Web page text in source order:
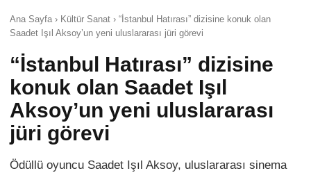
Ana Sayfa › Kültür Sanat › “İstanbul Hatırası” dizisine konuk olan
Saadet Işıl Aksoy’un yeni uluslararası jüri görevi
“İstanbul Hatırası” dizisine
konuk olan Saadet Işıl
Aksoy’un yeni uluslararası
jüri görevi
Ödüllü oyuncu Saadet Işıl Aksoy, uluslararası sinema